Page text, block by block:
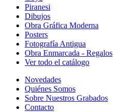
Piranesi
Dibujos
Obra Gráfica Moderna
Posters
Fotografía Antigua
Obra Enmarcada - Regalos
Ver todo el catálogo
Novedades
Quiénes Somos
Sobre Nuestros Grabados
Contacto